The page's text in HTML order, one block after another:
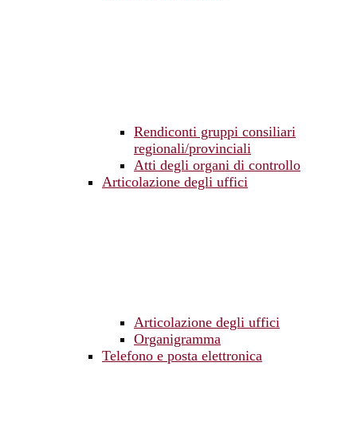
Rendiconti gruppi consiliari
regionali/provinciali
Atti degli organi di controllo
Articolazione degli uffici
Articolazione degli uffici
Organigramma
Telefono e posta elettronica